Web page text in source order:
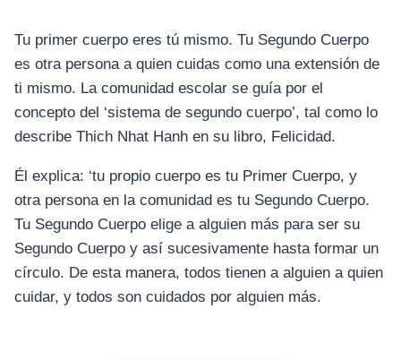
Tu primer cuerpo eres tú mismo. Tu Segundo Cuerpo
es otra persona a quien cuidas como una extensión de
ti mismo. La comunidad escolar se guía por el
concepto del ‘sistema de segundo cuerpo’, tal como lo
describe Thich Nhat Hanh en su libro, Felicidad.
Él explica: ‘tu propio cuerpo es tu Primer Cuerpo, y
otra persona en la comunidad es tu Segundo Cuerpo.
Tu Segundo Cuerpo elige a alguien más para ser su
Segundo Cuerpo y así sucesivamente hasta formar un
círculo. De esta manera, todos tienen a alguien a quien
cuidar, y todos son cuidados por alguien más.